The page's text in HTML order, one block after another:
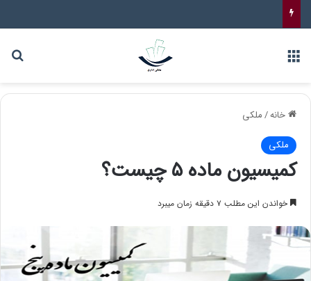
خانه/ملکی
ملکی
کمیسیون ماده ۵ چیست؟
خواندن این مطلب ۷ دقیقه زمان میبرد